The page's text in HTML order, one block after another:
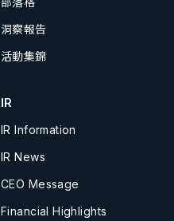
洞察報告
活動集錦
IR
IR Information
IR News
CEO Message
Financial Highlights